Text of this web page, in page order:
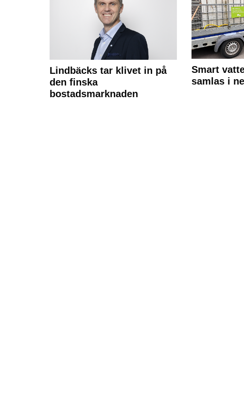
Lindbäcks tar klivet in på
den finska
bostadsmarknaden
Smart
samlas i